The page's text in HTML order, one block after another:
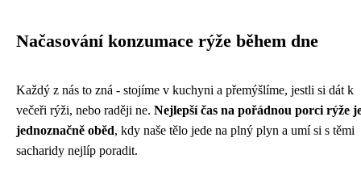
Načasování konzumace rýže během dne
Každý z nás to zná - stojíme v kuchyni a přemýšlíme, jestli si dát k
večeři rýži, nebo raději ne. Nejlepší čas na pořádnou porci rýže
jednoznačně oběd, kdy naše tělo jede na plný plyn a umí si s těmi
sacharidy nejlíp poradit.